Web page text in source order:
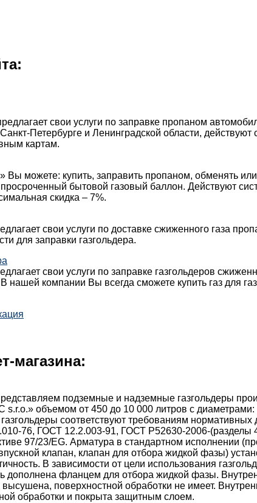
свои услуги по заправке пропаном
Петербурге и Ленинградской области, действуют
картам.
Вы можете: купить, заправить пропаном, обменять или
просроченный бытовой газовый баллон. Действуют
скидка – 7%.
свои услуги по доставке сжиженного газа
для заправки газгольдера.
свои услуги по заправке газгольдеров
нашей компании Вы всегда сможете купить газ для
магазина:
подземные и надземные газгольдеры
s.r.o.» объемом от 450 до 10 000 литров с
соответствуют требованиям
76, ГОСТ 12.2.003-91, ГОСТ Р52630-2006-(разделы
97/23/EG. Арматура в стандартном исполнении
клапан, клапан для отбора жидкой фазы)
В зависимости от цели использования
дополнена фланцем для отбора жидкой фазы.
высушена, поверхностной обработки не имеет.
обработки и покрыта защитным слоем.